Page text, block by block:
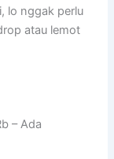
lo nggak perlu
atau lemot
– Ada